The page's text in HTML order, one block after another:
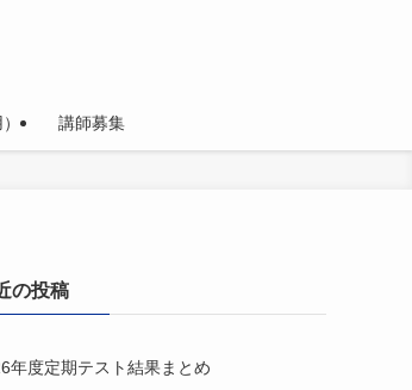
講師募集
の投稿
年度定期テスト結果まとめ